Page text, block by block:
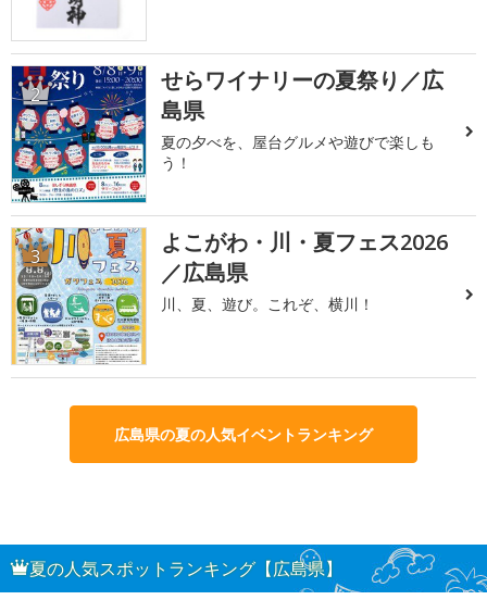
2
せらワイナリーの夏祭り／広
島県
夏の夕べを、屋台グルメや遊びで楽しも
う！
3
よこがわ・川・夏フェス2026
／広島県
川、夏、遊び。これぞ、横川！
広島県の夏の人気イベントランキング
夏の人気スポットランキング【広島県】